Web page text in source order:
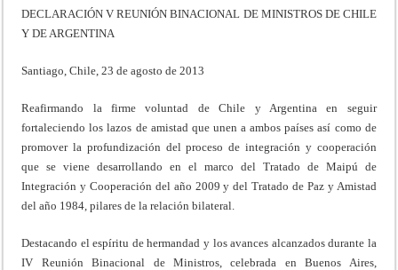
DECLARACIÓN V REUNIÓN BINACIONAL DE MINISTROS DE CHILE
Y DE ARGENTINA
Santiago, Chile, 23 de agosto de 2013
Reafirmando la firme voluntad de Chile y Argentina en seguir
fortaleciendo los lazos de amistad que unen a ambos países así como de
promover la profundización del proceso de integración y cooperación
que se viene desarrollando en el marco del Tratado de Maipú de
Integración y Cooperación del año 2009 y del Tratado de Paz y Amistad
del año 1984, pilares de la relación bilateral.
Destacando el espíritu de hermandad y los avances alcanzados durante la
IV Reunión Binacional de Ministros, celebrada en Buenos Aires,